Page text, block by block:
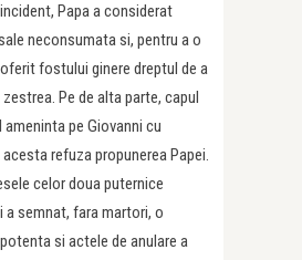
Papa a considerat
neconsumata si, pentru a o
fostului ginere dreptul de a
Pe de alta parte, capul
pe Giovanni cu
refuza propunerea Papei.
celor doua puternice
a semnat, fara martori, o
si actele de anulare a